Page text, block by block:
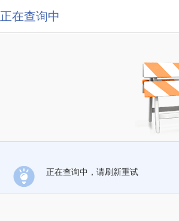
正在查询中
正在查询中，请刷新重试